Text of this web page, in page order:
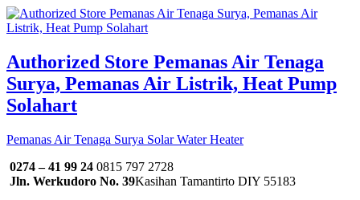
Authorized Store Pemanas Air Tenaga
Surya, Pemanas Air Listrik, Heat Pump
Solahart
Pemanas Air Tenaga Surya Solar Water Heater
0274 – 41 99 24 0815 797 2728
Jln. Werkudoro No. 39Kasihan Tamantirto DIY 55183